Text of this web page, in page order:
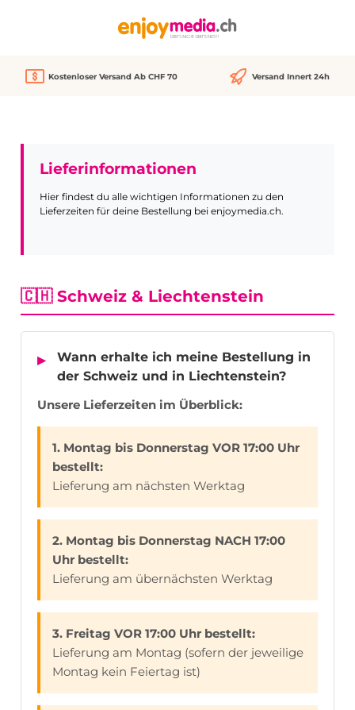
Kostenloser Versand Ab CHF 70 Versand Innert 24h
Lieferinformationen
Hier findest du alle wichtigen Informationen zu den
Lieferzeiten für deine Bestellung bei enjoymedia.ch.
🇨🇭 Schweiz & Liechtenstein
Wann erhalte ich meine Bestellung in
der Schweiz und in Liechtenstein?
Unsere Lieferzeiten im Überblick:
1. Montag bis Donnerstag VOR 17:00 Uhr
bestellt:
Lieferung am nächsten Werktag
2. Montag bis Donnerstag NACH 17:00
Uhr bestellt:
Lieferung am übernächsten Werktag
3. Freitag VOR 17:00 Uhr bestellt:
Lieferung am Montag (sofern der jeweilige
Montag kein Feiertag ist)